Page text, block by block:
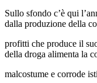
Sullo sfondo c’è qui
dalla produzione della
profitti che produce il
della droga alimenta la
malcostume e corrode